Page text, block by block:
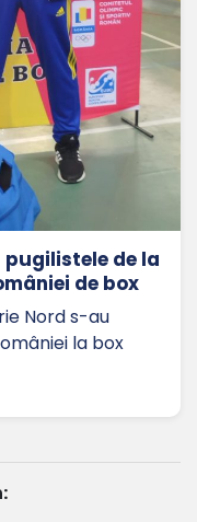
de la
de box
Nord s-au
la box